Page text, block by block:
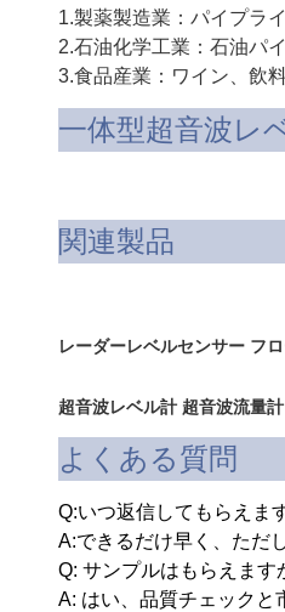
1.製薬製造業：パイプラ
2.石油化学工業：石油パ
3.食品産業：ワイン、飲
一体型超音波レ
関連製品
レーダーレベルセンサー フ
超音波レベル計 超音波流量計
よくある質問
Q:いつ返信してもらえま
A:できるだけ早く、ただ
Q: サンプルはもらえます
A: はい、品質チェックと